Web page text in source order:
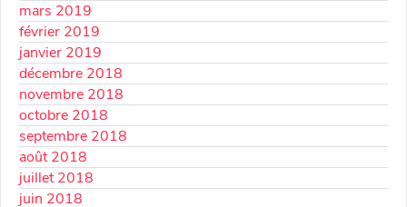
mars 2019
février 2019
janvier 2019
décembre 2018
novembre 2018
octobre 2018
septembre 2018
août 2018
juillet 2018
juin 2018